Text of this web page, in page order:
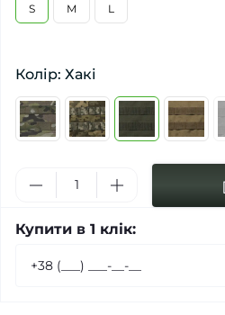
S M L
Колір: Хакі
Купити в 1 клік: